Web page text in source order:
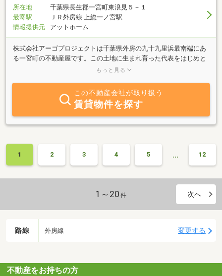
で。どんな小さなことでもお気軽にご相談ください。あなたにとっ
ての「ちょうど良い暮らし」を、いい塩梅（ANBAI）に見つけてい
きましょう♪
所在地
千葉県長生郡一宮町東浪見５－１
最寄駅
ＪＲ外房線 上総一ノ宮駅
情報提供元
アットホーム
株式会社アーゴプロジェクトは千葉県外房の九十九里浜最南端にあ
る一宮町の不動産屋です。この土地に生まれ育った代表をはじめと
するスタッフ全員が美しい地域の自然と文化を大切にしています。
もっと見る
この不動産会社が取り扱う
賃貸物件を探す
1 2 3 4 5 … 12
1～20 件 次へ
路線 外房線 変更する
不動産をお持ちの方